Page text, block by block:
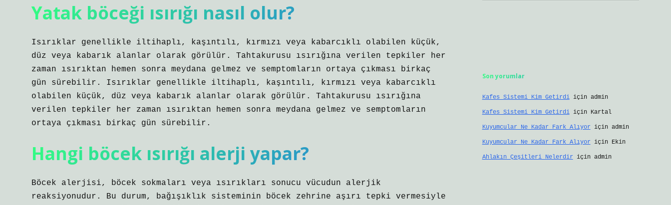
Yatak böceği ısırığı nasıl olur?
Isırıklar genellikle iltihaplı, kaşıntılı, kırmızı veya kabarcıklı olabilen küçük,
düz veya kabarık alanlar olarak görülür. Tahtakurusu ısırığına verilen tepkiler her
zaman ısırıktan hemen sonra meydana gelmez ve semptomların ortaya çıkması birkaç
gün sürebilir. Isırıklar genellikle iltihaplı, kaşıntılı, kırmızı veya kabarcıklı
olabilen küçük, düz veya kabarık alanlar olarak görülür. Tahtakurusu ısırığına
verilen tepkiler her zaman ısırıktan hemen sonra meydana gelmez ve semptomların
ortaya çıkması birkaç gün sürebilir.
Hangi böcek ısırığı alerji yapar?
Böcek alerjisi, böcek sokmaları veya ısırıkları sonucu vücudun alerjik
reaksiyonudur. Bu durum, bağışıklık sisteminin böcek zehrine aşırı tepki vermesiyle
Son yorumlar
Kafes Sistemi Kim Getirdiiçin admin
Kafes Sistemi Kim Getirdiiçin Kartal
Kuyumcular Ne Kadar Fark Alıyor için admin
Kuyumcular Ne Kadar Fark Alıyor için Ekin
Ahlakın Çeşitleri Nelerdir için admin